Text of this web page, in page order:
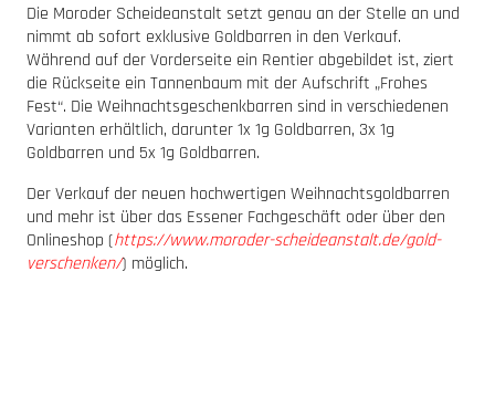
Die Moroder Scheideanstalt setzt genau an der Stelle an und
nimmt ab sofort exklusive Goldbarren in den Verkauf.
Während auf der Vorderseite ein Rentier abgebildet ist, ziert
die Rückseite ein Tannenbaum mit der Aufschrift „Frohes
Fest“. Die Weihnachtsgeschenkbarren sind in verschiedenen
Varianten erhältlich, darunter 1x 1g Goldbarren, 3x 1g
Goldbarren und 5x 1g Goldbarren.
Der Verkauf der neuen hochwertigen Weihnachtsgoldbarren
und mehr ist über das Essener Fachgeschäft oder über den
Onlineshop (https://www.moroder-scheideanstalt.de/gold-
verschenken/) möglich.